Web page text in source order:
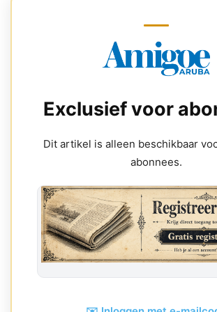
Exclusief voor
Dit artikel is alleen beschikbaar
abonnees.